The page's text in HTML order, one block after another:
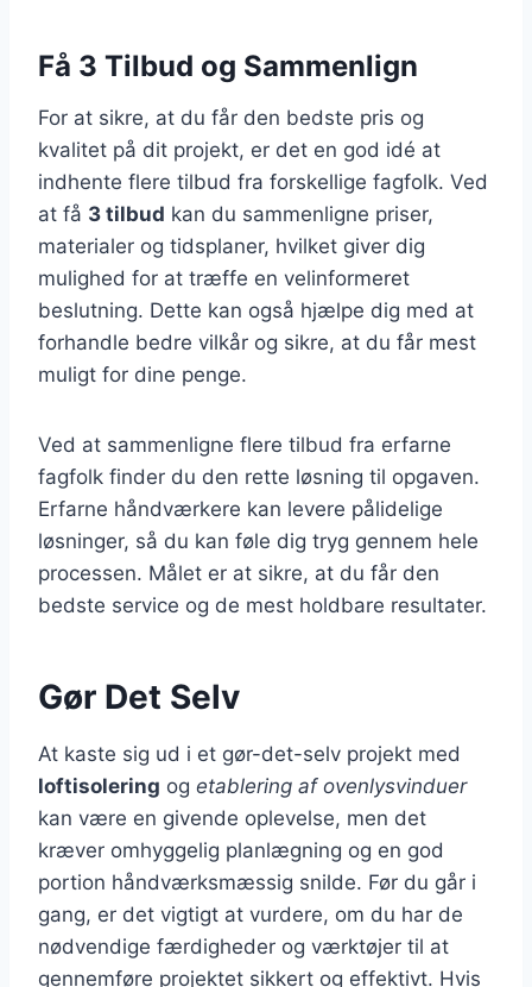
Få 3 Tilbud og Sammenlign
For at sikre, at du får den bedste pris og
kvalitet på dit projekt, er det en god idé at
indhente flere tilbud fra forskellige fagfolk. Ved
at få 3 tilbud kan du sammenligne priser,
materialer og tidsplaner, hvilket giver dig
mulighed for at træffe en velinformeret
beslutning. Dette kan også hjælpe dig med at
forhandle bedre vilkår og sikre, at du får mest
muligt for dine penge.
Ved at sammenligne flere tilbud fra erfarne
fagfolk finder du den rette løsning til opgaven.
Erfarne håndværkere kan levere pålidelige
løsninger, så du kan føle dig tryg gennem hele
processen. Målet er at sikre, at du får den
bedste service og de mest holdbare resultater.
Gør Det Selv
At kaste sig ud i et gør-det-selv projekt med
loftisolering og etablering af ovenlysvinduer
kan være en givende oplevelse, men det
kræver omhyggelig planlægning og en god
portion håndværksmæssig snilde. Før du går i
gang, er det vigtigt at vurdere, om du har de
nødvendige færdigheder og værktøjer til at
gennemføre projektet sikkert og effektivt. Hvis